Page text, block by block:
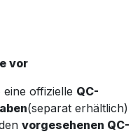
vor
eine offizielle QC-
(separat erhältlich)
vorgesehenen QC-